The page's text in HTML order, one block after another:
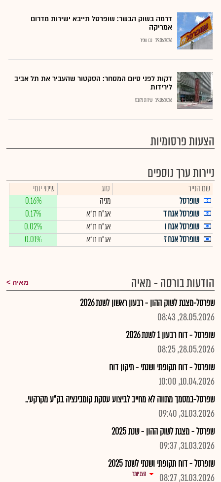
דרמה בשוק הבשר: שופרסל תייבא ישירות מדרום
אמריקה
29.06.2026 נבו שפיר
דקות לפני סיום המסחר: הסקטור שהעביר את תל אביב
לירידות
29.06.2026 שירות גלובס
הצעות פרסומיות
ניירות ערך נוספים
שם הנייר סוג
שינוי יומי
שופרסל
מניה
0.16%
שופרסל אגח ד
אג"ח ת"א
0.17%
שופרסל אגח ו
אג"ח ת"א
0.02%
שופרסל אגח ז
אג"ח ת"א 0.01%
הודעות בורסה - מאיה מאיה
שפרסל-מצגת לשוק ההון - רבעון ראשון לשנת 2026
28.05.2026, 08:43
שופרסל - דוח רבעון 1 לשנת 2026
28.05.2026, 08:25
שופרסל - דוח תקופתי ושנתי - תיקון דוח
10.04.2026, 10:00
שפרסל-במסמך מתווה לא מחייב לביצוע עסקת קומבינציה בק"ע מקרקעי..
31.03.2026, 09:40
שפרסל - מצגת לשוק ההון - שנת 2025
31.03.2026, 09:37
שופרסל - דוח תקופתי ושנתי לשנת 2025
31.03.2026, 08:27
הצג יותר